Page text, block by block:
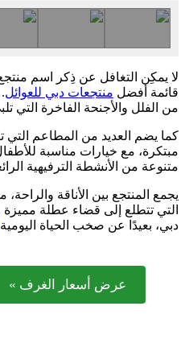
لا يمكِن التغافل عن ذِكر اسم
قائمة أفضل منتجعات دبي للعوائل
من الفلل والأجنحة الفاخرة التي
كما يضم العديد من المطاعم التي
مبتكرة، مع خيارات مناسبة
متنوعة من الأنشطة الترفيهية
يجمع المنتجع بين الأناقة والراحة،
التي تتطلع إلى قضاء عطلة مميزة
دبي، بعيدًا عن صخب الحياة
عرض أسعار الغرف »